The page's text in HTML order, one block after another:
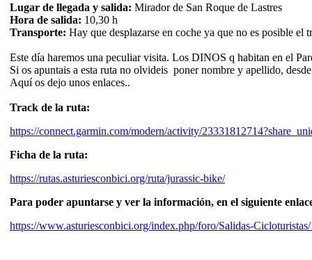
Lugar de llegada y salida: Mirador de San Roque de Lastres
Hora de salida: 10,30 h
Transporte: Hay que desplazarse en coche ya que no es posible
Este día haremos una peculiar visita. Los DINOS q habitan en el
Si os apuntais a esta ruta no olvideis poner nombre y apellido,
Aquí os dejo unos enlaces..
Track de la ruta:
https://connect.garmin.com/modern/activity/
Ficha de la ruta:
https://rutas.asturiesconbici.org/ruta/jurassic-bike/
Para poder apuntarse y ver la información, en el siguiente
https://www.asturiesconbici.org/index.php/foro/Salidas-